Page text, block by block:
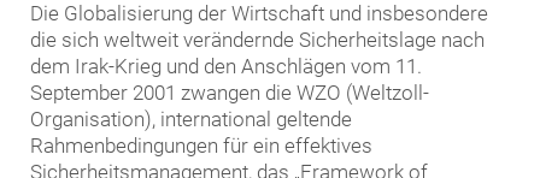
Die Globalisierung der Wirtschaft und insbesondere
die sich weltweit verändernde Sicherheitslage nach
dem Irak-Krieg und den Anschlägen vom 11.
September 2001 zwangen die WZO (Weltzoll-
Organisation), international geltende
Rahmenbedingungen für ein effektives
Sicherheitsmanagement, das „Framework of